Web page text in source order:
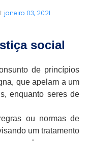
janeiro 03, 2021
social
de princípios
que apelam a um
enquanto seres de
ou normas de
um tratamento